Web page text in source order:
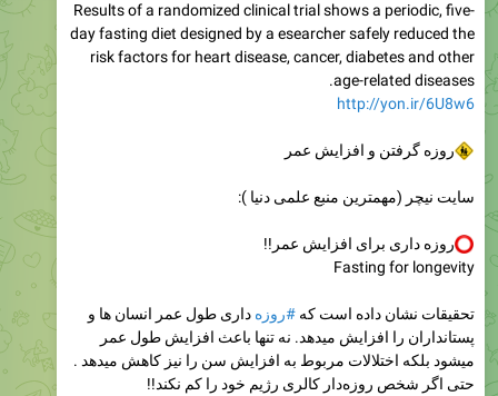
Results of a randomized clinical trial shows a periodic, five-
day fasting diet designed by a esearcher safely reduced the
risk factors for heart disease, cancer, diabetes and other
age-related diseases.
http://yon.ir/6U8w6
روزه گرفتن و افزایش عمر
سایت نیچر (مهمترین منبع علمی دنیا ):
روزه داری برای افزایش عمر!!
Fasting for longevity
تحقیقات نشان داده است که #روزه داری طول عمر انسان ها و
پستانداران را افزایش میدهد. نه تنها باعث افزایش طول عمر
میشود بلکه اختلالات مربوط به افزایش سن را نیز کاهش میدهد .
حتی اگر شخص روزه‌دار کالری رژیم خود را کم نکند!!